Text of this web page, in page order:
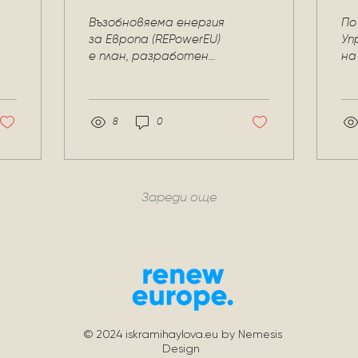
(REPowerEU)
Възобновяема енергия
за Европа (REPowerEU)
е план, разработен
възобновяеми
8 0
По
Зареди още
© 2024 iskramihaylova.eu by Nemesis
Design